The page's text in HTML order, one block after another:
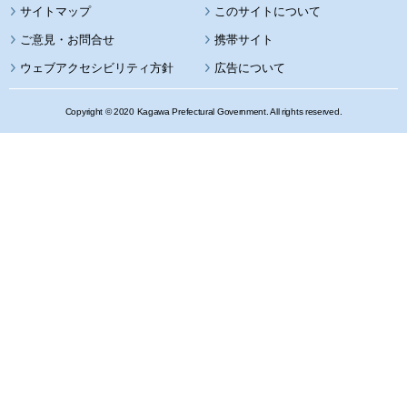
サイトマップ このサイトについて
携帯サイト
ウェブアクセシビリティ方針 広告について
Copyright © 2020 Kagawa Prefectural Government. All rights reserved.